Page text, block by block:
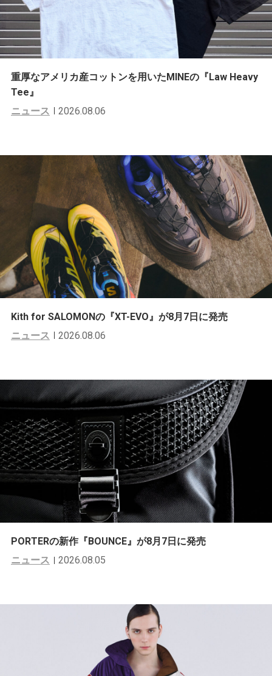
重厚なアメリカ産コットンを用いたMINEの『Law Heavy
Tee』
ニュース
2026.08.06
Kith for SALOMONの『XT-EVO』が8月7日に発売
ニュース
2026.08.06
PORTERの新作『BOUNCE』が8月7日に発売
ニュース
2026.08.05